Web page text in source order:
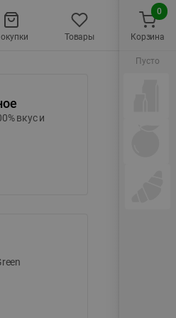
Товары
вкус и
Корзина
0
Пусто